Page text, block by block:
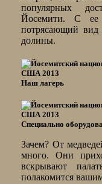
популярных
Йосемити. С ее
потрясающий
долины.
Наш лагерь
Специально
Зачем? От
много. Они
вскрывают
полакомится